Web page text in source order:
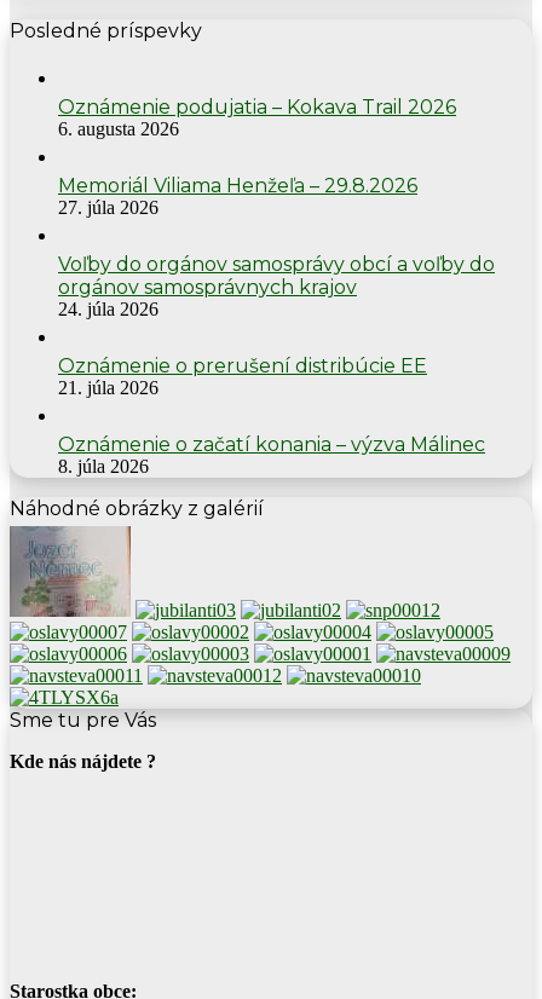
Posledné príspevky
Oznámenie podujatia – Kokava Trail 2026
6. augusta 2026
Memoriál Viliama Henžeľa – 29.8.2026
27. júla 2026
Voľby do orgánov samosprávy obcí a voľby do
orgánov samosprávnych krajov
24. júla 2026
Oznámenie o prerušení distribúcie EE
21. júla 2026
Oznámenie o začatí konania – výzva Málinec
8. júla 2026
Náhodné obrázky z galérií
Sme tu pre Vás
Kde nás nájdete ?
Starostka obce: